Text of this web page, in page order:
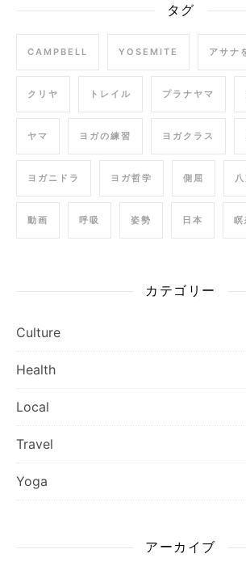
タグ
CAMPBELL YOSEMITE アサナ
クリヤ トレイル プラナヤマ
ヤマ ヨガの練習 ヨガクラス
ヨガニドラ ヨガ哲学 側屈
動画 呼吸 姿勢 日本 瞑
カテゴリー
Culture
Health
Local
Travel
Yoga
アーカイブ